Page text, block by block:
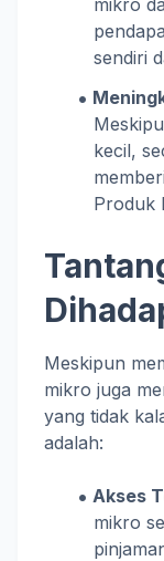
mikro
sendiri
kecil,
Produk
Meskipun
mikro juga
yang tidak
adalah:
Akses
mikro